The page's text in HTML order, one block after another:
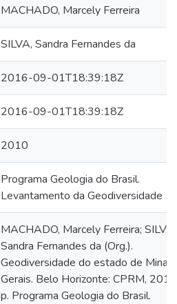
MACHADO, Marcely Ferreira
SILVA, Sandra Fernandes da
2016-09-01T18:39:18Z
2016-09-01T18:39:18Z
2010
Programa Geologia do Brasil.
Levantamento da Geodiversidade
MACHADO, Marcely Ferreira; SILVA,
Sandra Fernandes da (Org.).
Geodiversidade do estado de Minas
Gerais. Belo Horizonte: CPRM,
p. Programa Geologia do Brasil.